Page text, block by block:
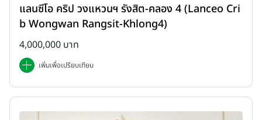
แลนซีโอ คริป วงแหวนฯ รังสิต-คลอง 4 (Lanceo Cri
b Wongwan Rangsit-Khlong4)
4,000,000 บาท
เพิ่มเพื่อเปรียบเทียบ